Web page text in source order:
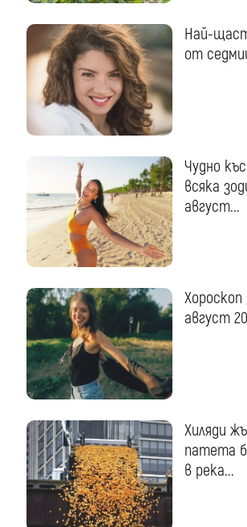
Най-
от
Чудно
всяка
август...
Хороскоп
август
Хиляди
патета
в река...